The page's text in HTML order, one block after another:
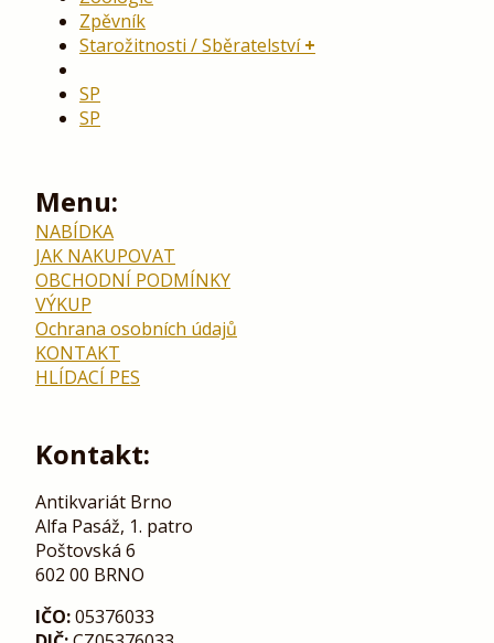
Zpěvník
Starožitnosti / Sběratelství
SP
SP
Menu:
NABÍDKA
JAK NAKUPOVAT
OBCHODNÍ PODMÍNKY
VÝKUP
Ochrana osobních údajů
KONTAKT
HLÍDACÍ PES
Kontakt:
Antikvariát Brno
Alfa Pasáž, 1. patro
Poštovská 6
602 00 BRNO
IČO:05376033